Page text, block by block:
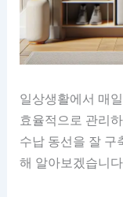
일상생활에서 매
효율적으로 관리
수납 동선을 잘 구
해 알아보겠습니